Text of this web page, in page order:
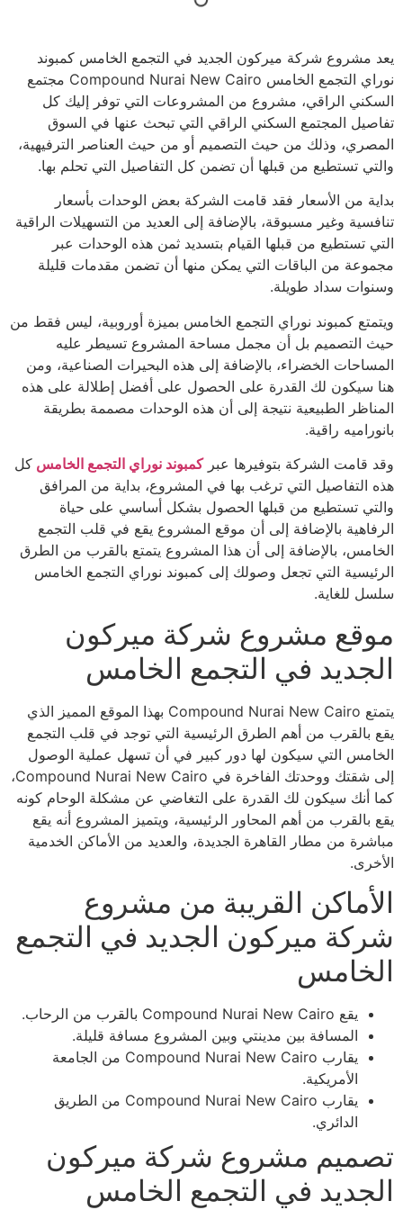
يعد مشروع شركة ميركون الجديد في التجمع الخامس كمبوند
نوراي التجمع الخامس Compound Nurai New Cairo مجتمع
السكني الراقي، مشروع من المشروعات التي توفر إليك كل
تفاصيل المجتمع السكني الراقي التي تبحث عنها في السوق
المصري، وذلك من حيث التصميم أو من حيث العناصر الترفيهية،
والتي تستطيع من قبلها أن تضمن كل التفاصيل التي تحلم بها.
بداية من الأسعار فقد قامت الشركة بعض الوحدات بأسعار
تنافسية وغير مسبوقة، بالإضافة إلى العديد من التسهيلات الراقية
التي تستطيع من قبلها القيام بتسديد ثمن هذه الوحدات عبر
مجموعة من الباقات التي يمكن منها أن تضمن مقدمات قليلة
وسنوات سداد طويلة.
ويتمتع كمبوند نوراي التجمع الخامس بميزة أوروبية، ليس فقط من
حيث التصميم بل أن مجمل مساحة المشروع تسيطر عليه
المساحات الخضراء، بالإضافة إلى هذه البحيرات الصناعية، ومن
هنا سيكون لك القدرة على الحصول على أفضل إطلالة على هذه
المناظر الطبيعية نتيجة إلى أن هذه الوحدات مصممة بطريقة
بانوراميه راقية.
وقد قامت الشركة بتوفيرها عبركمبوند نوراي التجمع الخامس كل
هذه التفاصيل التي ترغب بها في المشروع، بداية من المرافق
والتي تستطيع من قبلها الحصول بشكل أساسي على حياة
الرفاهية بالإضافة إلى أن موقع المشروع يقع في قلب التجمع
الخامس، بالإضافة إلى أن هذا المشروع يتمتع بالقرب من الطرق
الرئيسية التي تجعل وصولك إلى كمبوند نوراي التجمع الخامس
سلسل للغاية.
موقع مشروع شركة ميركون
الجديد في التجمع الخامس
يتمتع Compound Nurai New Cairo بهذا الموقع المميز الذي
يقع بالقرب من أهم الطرق الرئيسية التي توجد في قلب التجمع
الخامس التي سيكون لها دور كبير في أن تسهل عملية الوصول
إلى شقتك ووحدتك الفاخرة في Compound Nurai New Cairo،
كما أنك سيكون لك القدرة على التغاضي عن مشكلة الوحام كونه
يقع بالقرب من أهم المحاور الرئيسية، ويتميز المشروع أنه يقع
مباشرة من مطار القاهرة الجديدة، والعديد من الأماكن الخدمية
الأخرى.
الأماكن القريبة من مشروع
شركة ميركون الجديد في التجمع
الخامس
يقع Compound Nurai New Cairo بالقرب من الرحاب.
المسافة بين مدينتي وبين المشروع مسافة قليلة.
يقارب Compound Nurai New Cairo من الجامعة
الأمريكية.
يقارب Compound Nurai New Cairo من الطريق
الدائري.
تصميم مشروع شركة ميركون
الجديد في التجمع الخامس